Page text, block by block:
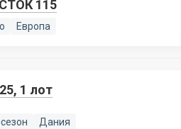
115
Европа
1 лот
Дания